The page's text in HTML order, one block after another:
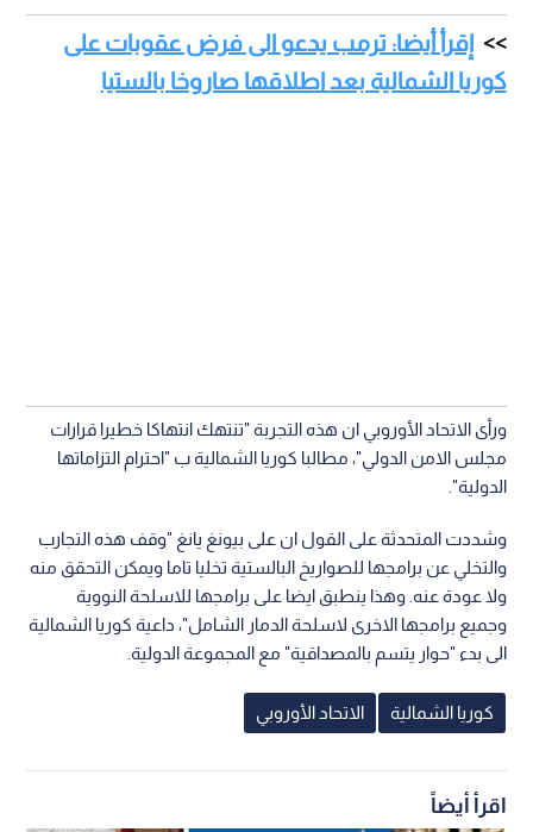
إقرأ أيضا: ترمب يدعو الى فرض عقوبات على
كوريا الشمالية بعد اطلاقها صاروخا بالستيا
ورأى الاتحاد الأوروبي ان هذه التجربة "تنتهك انتهاكا خطيرا قرارات
مجلس الامن الدولي"، مطالبا كوريا الشمالية ب "احترام التزاماتها
الدولية".
وشددت المتحدثة على القول ان على بيونغ يانغ "وقف هذه التجارب
والتخلي عن برامجها للصواريخ البالستية تخليا تاما ويمكن التحقق منه
ولا عودة عنه. وهذا ينطبق ايضا على برامجها للاسلحة النووية
وجميع برامجها الاخرى لاسلحة الدمار الشامل"، داعية كوريا الشمالية
الى بدء "حوار يتسم بالمصداقية" مع المجموعة الدولية.
كوريا الشمالية الاتحاد الأوروبي
اقرأ أيضاً